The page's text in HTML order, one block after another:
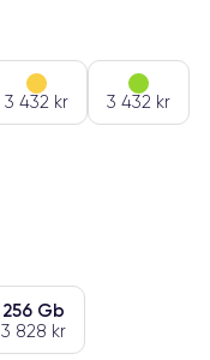
3 432 kr 3 432 kr
256 Gb
3 828 kr